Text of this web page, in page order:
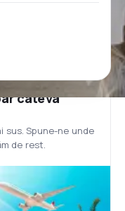
câteva
sus. Spune-ne unde
de rest.